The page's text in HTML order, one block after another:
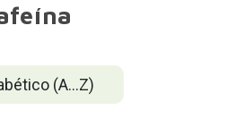
(A...Z)